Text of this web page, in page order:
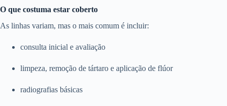
O que costuma estar coberto
As linhas variam, mas o mais comum é incluir:
consulta inicial e avaliação
limpeza, remoção de tártaro e aplicação de flúor
radiografias básicas